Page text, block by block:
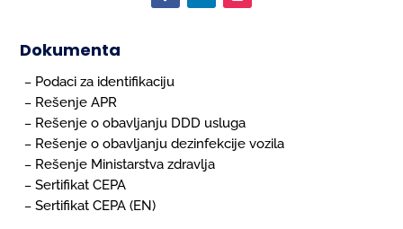
Dokumenta
– Podaci za identifikaciju
– Rešenje APR
– Rešenje o obavljanju DDD usluga
– Rešenje o obavljanju dezinfekcije vozila
– Rešenje Ministarstva zdravlja
–Sertifikat CEPA
–Sertifikat CEPA (EN)